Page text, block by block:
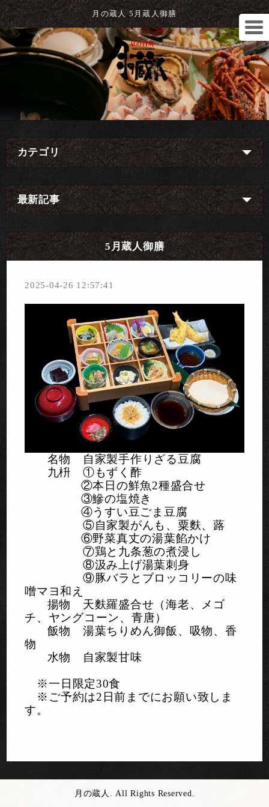
月の蔵人 5月蔵人御膳
カテゴリ
最新記事
5月蔵人御膳
2025-04-26 12:57:41
名物 自家製手作りざる豆腐
九枡 ①もずく酢
②本日の鮮魚2種盛合せ
③鰺の塩焼き
④うすい豆ごま豆腐
⑤自家製がんも、粟麩、蕗
⑥野菜真丈の湯葉餡かけ
⑦鶏と九条葱の煮浸し
⑧汲み上げ湯葉刺身
⑨豚バラとブロッコリーの味
噌マヨ和え
揚物 天麩羅盛合せ（海老、メゴ
チ、ヤングコーン、青唐）
飯物 湯葉ちりめん御飯、吸物、香
物
水物 自家製甘味
※一日限定30食
※ご予約は2 日前までにお願い致しま
す。
月の蔵人. All Rights Reserved.